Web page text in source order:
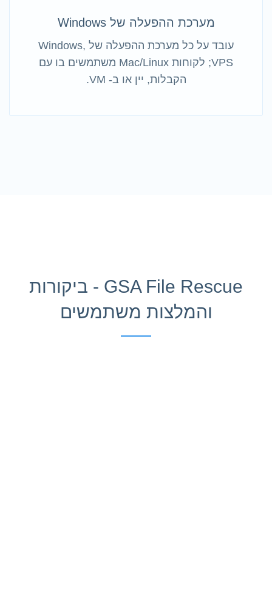
מערכת ההפעלה של Windows
עובד על כל מערכת ההפעלה של Windows,
VPS; לקוחות Mac/Linux משתמשים בו עם
הקבלות, יין או ב- VM.
GSA File Rescue - ביקורות
והמלצות משתמשים